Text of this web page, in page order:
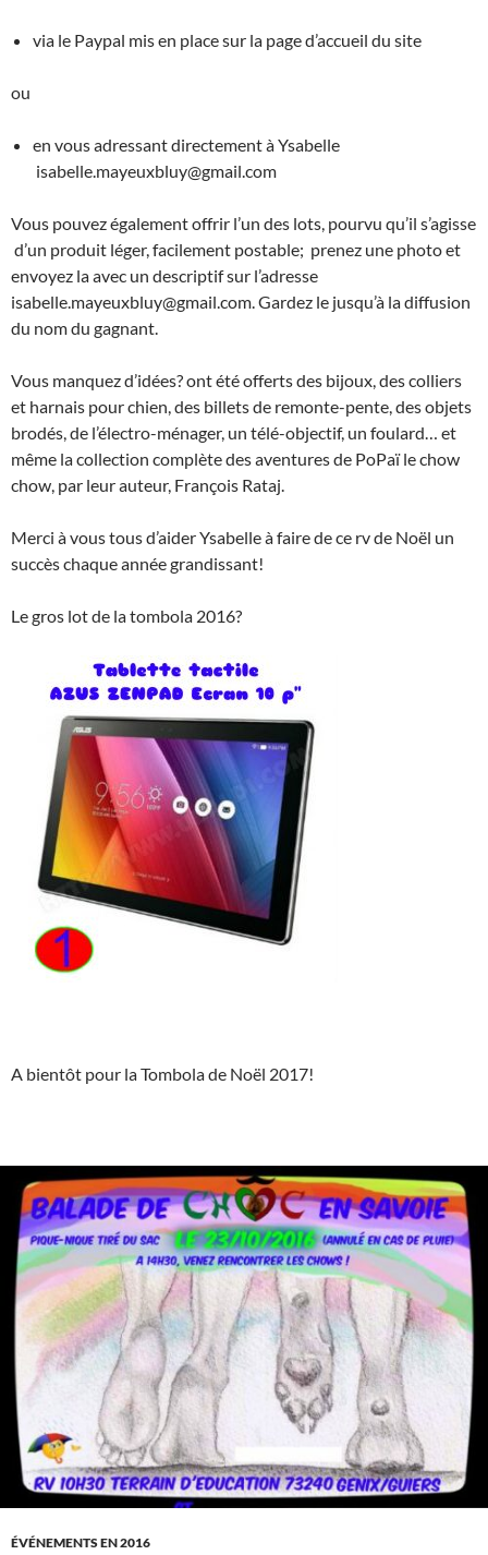
via le Paypal mis en place sur la page d’accueil du site
ou
en vous adressant directement à Ysabelle
isabelle.mayeuxbluy@gmail.com
Vous pouvez également offrir l’un des lots, pourvu qu’il s’agisse
d’un produit léger, facilement postable; prenez une photo et
envoyez la avec un descriptif sur l’adresse
isabelle.mayeuxbluy@gmail.com. Gardez le jusqu’à la diffusion
du nom du gagnant.
Vous manquez d’idées? ont été offerts des bijoux, des colliers
et harnais pour chien, des billets de remonte-pente, des objets
brodés, de l’électro-ménager, un télé-objectif, un foulard… et
même la collection complète des aventures de PoPaï le chow
chow, par leur auteur, François Rataj.
Merci à vous tous d’aider Ysabelle à faire de ce rv de Noël un
succès chaque année grandissant!
Le gros lot de la tombola 2016?
A bientôt pour la Tombola de Noël 2017!
ÉVÉNEMENTS EN 2016